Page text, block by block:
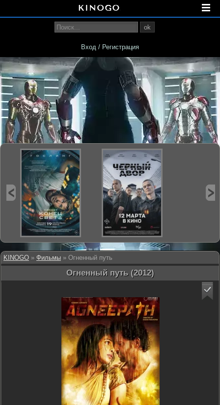
KINOGO » Фильмы » Огненный путь
Огненный путь (2012)
ok
Вход / Регистрация